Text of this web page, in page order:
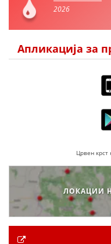
2026
Апликација за
Црвен крст
ЛОКАЦИИ